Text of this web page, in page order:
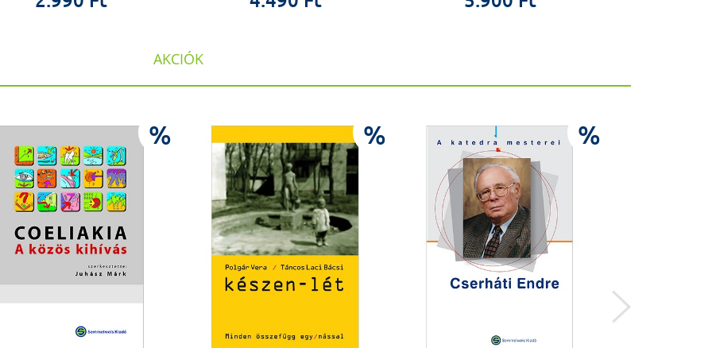
AKCIÓK
% % %